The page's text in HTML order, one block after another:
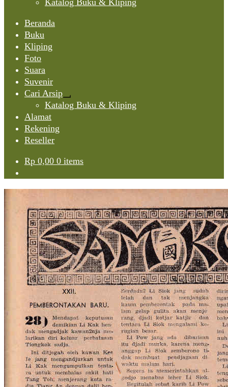
Katalog Buku & Kliping
Beranda
Buku
Kliping
Foto
Suara
Suvenir
Cari Arsip
Expand
child
Katalog Buku & Kliping
Alamat
Rekening
Reseller
Rp 0,00 0 items